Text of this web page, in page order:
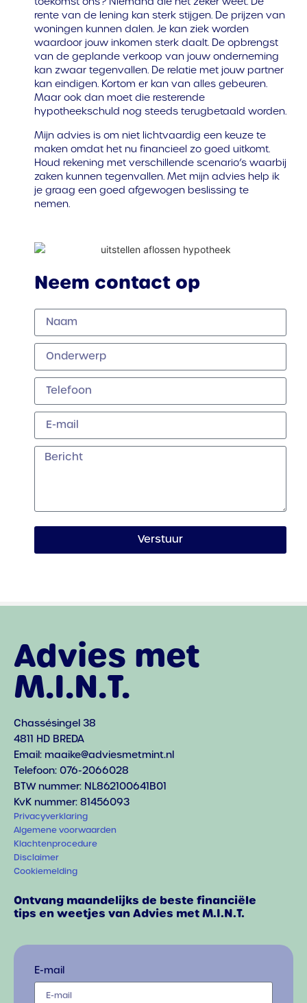
rente van de lening kan sterk stijgen. De prijzen van
woningen kunnen dalen. Je kan ziek worden
waardoor jouw inkomen sterk daalt. De opbrengst
van de geplande verkoop van jouw onderneming
kan zwaar tegenvallen. De relatie met jouw partner
kan eindigen. Kortom er kan van alles gebeuren.
Maar ook dan moet die resterende
hypotheekschuld nog steeds terugbetaald worden.
Mijn advies is om niet lichtvaardig een keuze te
maken omdat het nu financieel zo goed uitkomt.
Houd rekening met verschillende scenario’s waarbij
zaken kunnen tegenvallen. Met mijn advies help ik
je graag een goed afgewogen beslissing te
nemen.
Neem contact op
Verstuur
Advies met
M.I.N.T.
Chassésingel 38
4811 HD BREDA
Email: maaike@adviesmetmint.nl
Telefoon: 076-2066028
BTW nummer: NL862100641B01
KvK nummer: 81456093
Privacyverklaring
Algemene voorwaarden
Klachtenprocedure
Disclaimer
Cookiemelding
Ontvang maandelijks de beste financiële
tips en weetjes van Advies met M.I.N.T.
E-mail